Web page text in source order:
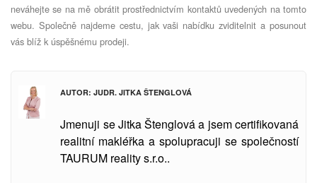
neváhejte se na mě obrátit prostřednictvím kontaktů uvedených na tomto
webu. Společně najdeme cestu, jak vaši nabídku zviditelnit a posunout
vás blíž k úspěšnému prodeji.
AUTOR: JUDR. JITKA ŠTENGLOVÁ
Jmenuji se Jitka Štenglová a jsem certifikovaná
realitní makléřka a spolupracuji se společností
TAURUM reality s.r.o..